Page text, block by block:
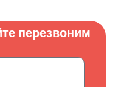
перезвоним